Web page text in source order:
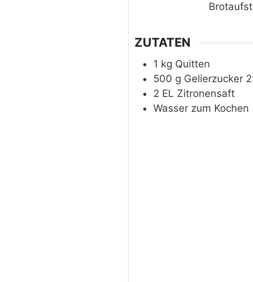
ZUTATEN
1 kg Quitten
500 g Gelierzucker
2 EL Zitronensaft
Wasser zum Kochen